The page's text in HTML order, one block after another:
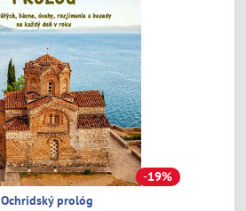
19%
Ochridský prológ